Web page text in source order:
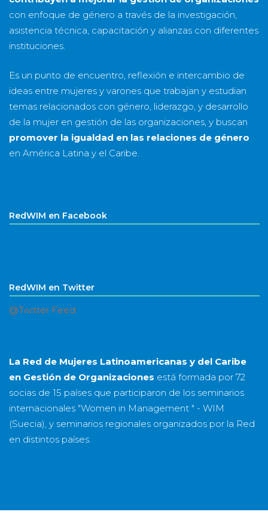
con enfoque de género a través de la investigación,
asistencia técnica, capacitación y alianzas con diferentes
instituciones.
Es un punto de encuentro, reflexión e intercambio de
ideas entre mujeres y varones que trabajan y estudian
temas relacionados con género, liderazgo, y desarrollo
de la mujer en gestión de las organizaciones, y buscan
promover la igualdad en las relaciones de género
en América Latina y el Caribe.
RedWIM en Facebook
RedWIM en Twitter
@Twitter Feed
La Red de Mujeres Latinoamericanas y del Caribe
en Gestión de Organizaciones está formada por 72
socias de 15 países que participaron de los seminarios
internacionales "Women in Management " - WIM
(Suecia), y seminarios regionales organizados por la Red
en distintos países.